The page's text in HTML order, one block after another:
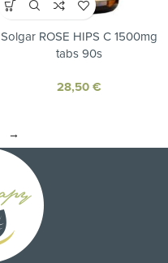
Solgar ROSE HIPS C 1500mg
tabs 90s
28,50€
→